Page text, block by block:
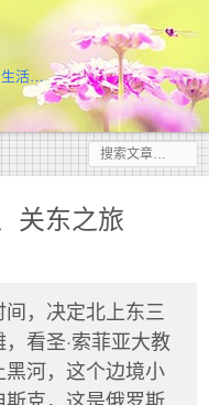
生活…
关东之旅
，决定北上东三
看圣·索菲亚大教
河，这个边境小
克，这是俄罗斯